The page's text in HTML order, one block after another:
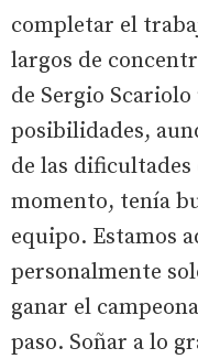
completar el
largos de
de Sergio
posibilidades,
de las
momento, tenía
equipo. Estamos
personalmente
ganar el
paso. Soñar a lo